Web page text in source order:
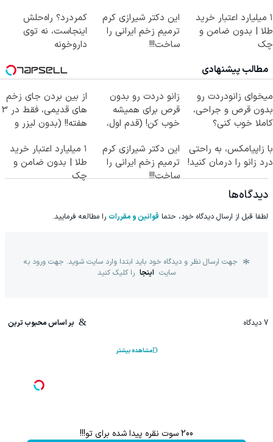
۱ میلیارد اعتبار خرید
طلا | بدون ضامن و
چک
این دکتر شیرازی کرم
ترمیم زخم ایرانی را
ساخت!!!
کمردرد؟ راه‌حلش
اینجاست، نه توی
داروخونه
مطالب پیشنهادی
میخوای زانودردت رو
بدون قرص و جراحی،
کاملا خوب کنی؟
زانو دردت رو بدون
قرص برای همیشه
خوب کن! (قدم اول،
از بین بردن جای زخم
های قدیمی، فقط در 3
هفته!! (بدون لیزر و
با زاپیامکس، به راحتی
درد زانو را درمان کنید!
این دکتر شیرازی کرم
ترمیم زخم ایرانی را
ساخت!!!
۱ میلیارد اعتبار خرید
طلا | بدون ضامن و
چک
دیدگاه‌ها
لطفا قبل از ارسال دیدگاه خود، حتما قوانین و مقررات را مطالعه فرمایید.
جهت ارسال نظر و دیدگاه خود باید ابتدا وارد سایت شوید. جهت ورود به
سایت اینجا را کلیک کنید
7 دیدگاه بر اساس محبوب ترین
مشاهده بیشتر
200 سوت نقره پیدا شده برای تو!!!